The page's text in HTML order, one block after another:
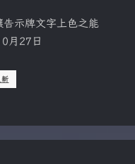
示牌文字上色之能
月27日